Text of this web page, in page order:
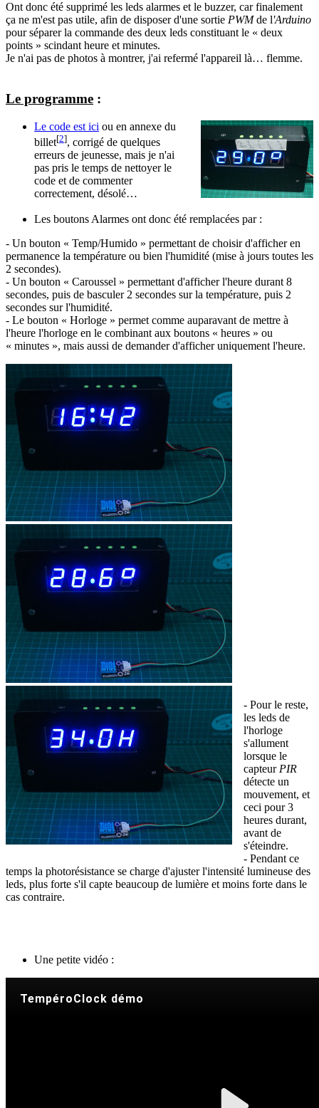
Ont donc été supprimé les leds alarmes et le buzzer, car finalement
ça ne m'est pas utile, afin de disposer d'une sortie PWMde l'Arduino
pour séparer la commande des deux leds constituant le « deux
points » scindant heure et minutes.
Je n'ai pas de photos à montrer, j'ai refermé l'appareil là… flemme.
Le programme :
Le code est ici ou en annexe du
billet[2], corrigé de quelques
erreurs de jeunesse, mais je n'ai
pas pris le temps de nettoyer le
code et de commenter
correctement, désolé…
Les boutons Alarmes ont donc été remplacées par :
- Un bouton « Temp/Humido » permettant de choisir d'afficher en
permanence la température ou bien l'humidité (mise à jours toutes les
2 secondes).
- Un bouton « Caroussel » permettant d'afficher l'heure durant 8
secondes, puis de basculer 2 secondes sur la température, puis 2
secondes sur l'humidité.
- Le bouton « Horloge » permet comme auparavant de mettre à
l'heure l'horloge en le combinant aux boutons « heures » ou
« minutes », mais aussi de demander d'afficher uniquement l'heure.
- Pour le reste,
les leds de
l'horloge
s'allument
lorsque le
capteur PIR
détecte un
mouvement, et
ceci pour 3
heures durant,
avant de
s'éteindre.
- Pendant ce
temps la photorésistance se charge d'ajuster l'intensité lumineuse des
leds, plus forte s'il capte beaucoup de lumière et moins forte dans le
cas contraire.
Une petite vidéo :